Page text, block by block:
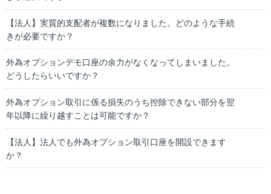
【法人】実質的支配者が複数になりました。どのような手続
きが必要ですか？
外為オプションデモ口座の余力がなくなってしまいました。
どうしたらいいですか？
外為オプション取引に係る損失のうち控除できない部分を翌
年以降に繰り越すことは可能ですか？
【法人】法人でも外為オプション取引口座を開設できます
か？